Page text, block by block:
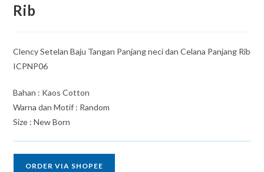
Rib
Clency Setelan Baju Tangan Panjang neci dan Celana Panjang Rib
ICPNP06
Bahan : Kaos Cotton
Warna dan Motif : Random
Size : New Born
ORDER VIA SHOPEE